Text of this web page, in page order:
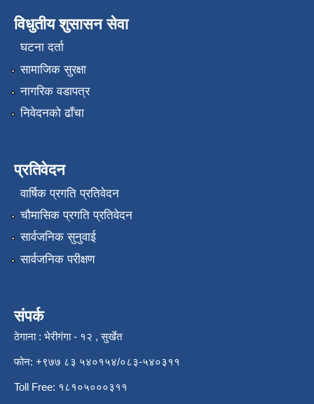
विधुतीय शुसासन सेवा
घटना दर्ता
सामाजिक सुरक्षा
नागरिक वडापत्र
निवेदनको ढाँचा
प्रतिवेदन
वार्षिक प्रगति प्रतिवेदन
चौमासिक प्रगति प्रतिवेदन
सार्वजनिक सुनुवाई
सार्वजनिक परीक्षण
संपर्क
ठेगाना : भेरीगंगा - १२ , सुर्खेत
फोन: +९७७ ८३ ५४०१५४/०८३-५४०३११
Toll Free: १८१०५०००३११